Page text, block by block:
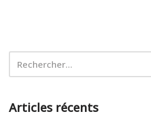
Articles récents